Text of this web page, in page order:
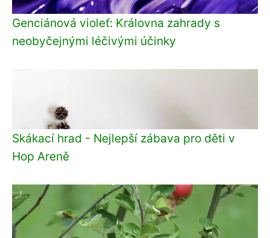
Genciánová violeť: Královna zahrady s
neobyčejnými léčivými účinky
Skákací hrad - Nejlepší zábava pro děti v
Hop Areně